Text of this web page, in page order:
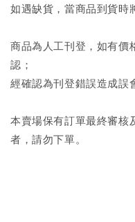
如遇缺貨，當商品到貨時
商品為人工刊登，如有價
認；
經確認為刊登錯誤造成誤
本賣場保有訂單最終審核
者，請勿下單。